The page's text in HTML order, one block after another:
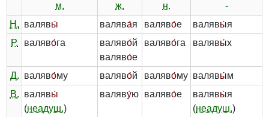
м.
ж. н.
-
Н. валявы́ валява́я валяво́е валявы́я
Р.
валяво́га валяво́й
валяво́е
валяво́га валявы́х
Д. валяво́му валяво́й валяво́му валявы́м
В. валявы́
(неадуш.)
валяву́ю валяво́е валявы́я
(неадуш.)